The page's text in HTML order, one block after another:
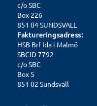
c/o SBC
Box 226
851 04 SUNDSVALL
Faktureringsadress:
HSB Brf Ida i Malmö
SBCID 7792
c/o SBC
Box 5
851 02 Sundsvall